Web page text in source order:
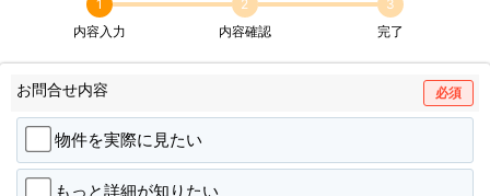
1
内容入力
2
内容確認
3
完了
お問合せ内容 必須
物件を実際に見たい
もっと詳細が知りたい